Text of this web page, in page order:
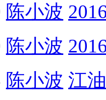
陈小波
陈小波
陈小波 江